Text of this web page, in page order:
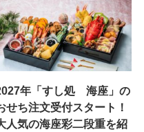
年「すし処 海座」の
せち注文受付スタート！
人気の海座彩二段重を紹